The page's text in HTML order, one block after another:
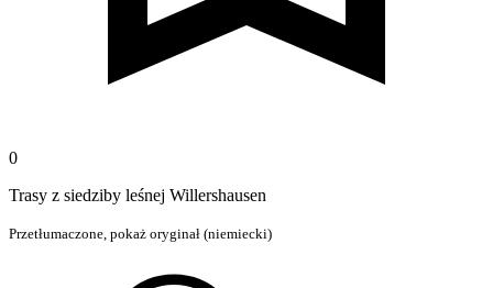
0
Trasy z siedziby leśnej Willershausen
Przetłumaczone, pokaż oryginał (niemiecki)